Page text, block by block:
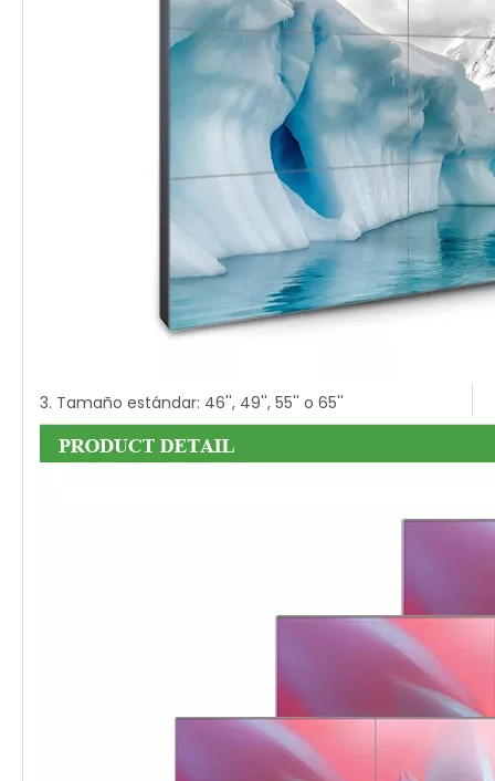
3. Tamaño estándar: 46'', 49'', 55'' o 65''